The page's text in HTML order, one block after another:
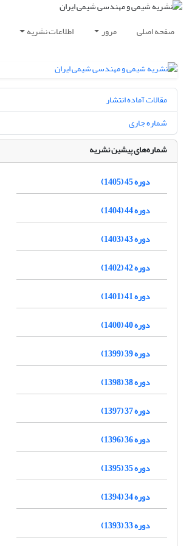
صفحه اصلی مرور اطلاعات نشریه
مقالات آماده انتشار
شماره جاری
شماره‌های پیشین نشریه
دوره 45 (1405)
دوره 44 (1404)
دوره 43 (1403)
دوره 42 (1402)
دوره 41 (1401)
دوره 40 (1400)
دوره 39 (1399)
دوره 38 (1398)
دوره 37 (1397)
دوره 36 (1396)
دوره 35 (1395)
دوره 34 (1394)
دوره 33 (1393)